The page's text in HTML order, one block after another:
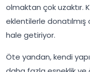
olmaktan çok uzaktır.
eklentilerle donatılmış
hale getiriyor.
Öte yandan, kendi